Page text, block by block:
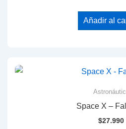
Añadir al
Space X –
$27.990